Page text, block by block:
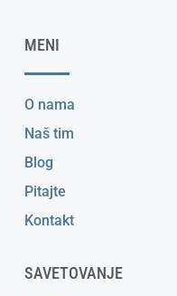
MENI
O nama
Naš tim
Blog
Pitajte
Kontakt
SAVETOVANJE